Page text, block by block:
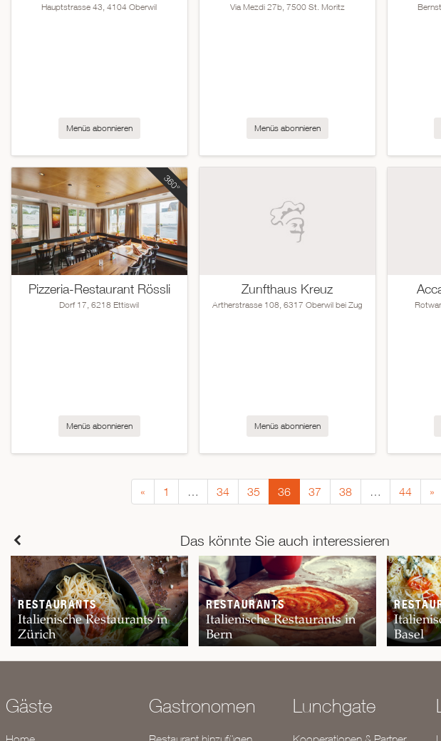
Hauptstrasse 43, 4104 Oberwil
Menüs abonnieren
Via Mezdi 27b, 7500 St. Moritz
Menüs abonnieren
Pizzeria-Restaurant Rössli
Dorf 17, 6218 Ettiswil
Menüs abonnieren
Zunfthaus Kreuz
Artherstrasse 108, 6317 Oberwil bei Zug
Menüs abonnieren
« 1 … 34 35 36 37 38 … 44 »
Das könnte Sie auch interessieren
RESTAURANTS
Italienische Restaurants in
Zürich
RESTAURANTS
Italienische Restaurants in
Bern
Basel
Gäste Gastronomen Lunchgate